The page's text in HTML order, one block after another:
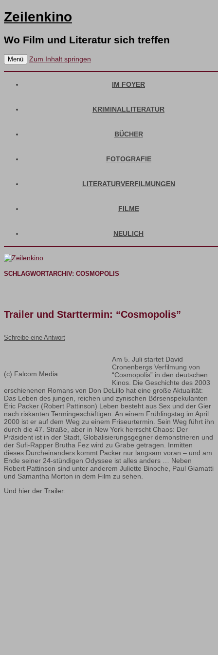
Zeilenkino
Wo Film und Literatur sich treffen
Menü Zum Inhalt springen
IM FOYER
KRIMINALLITERATUR
BÜCHER
FOTOGRAFIE
LITERATURVERFILMUNGEN
FILME
NEULICH
SCHLAGWORTARCHIV: COSMOPOLIS
Trailer und Starttermin: “Cosmopolis”
Schreibe eine Antwort
(c) Falcom Media
Am 5. Juli startet David
Cronenbergs Verfilmung von
“Cosmopolis” in den deutschen
Kinos. Die Geschichte des 2003
erschienenen Romans von Don DeLillo hat eine große Aktualität:
Das Leben des jungen, reichen und zynischen Börsenspekulanten
Eric Packer (Robert Pattinson) Leben besteht aus Sex und der Gier
nach riskanten Termingeschäftigen. An einem Frühlingstag im April
2000 ist er auf dem Weg zu einem Friseurtermin. Sein Weg führt ihn
durch die 47. Straße, aber in New York herrscht Chaos: Der
Präsident ist in der Stadt, Globalisierungsgegner demonstrieren und
der Sufi-Rapper Brutha Fez wird zu Grabe getragen. Inmitten
dieses Durcheinanders kommt Packer nur langsam voran – und am
Ende seiner 24-stündigen Odyssee ist alles anders … Neben
Robert Pattinson sind unter anderem Juliette Binoche, Paul Giamatti
und Samantha Morton in dem Film zu sehen.
Und hier der Trailer: